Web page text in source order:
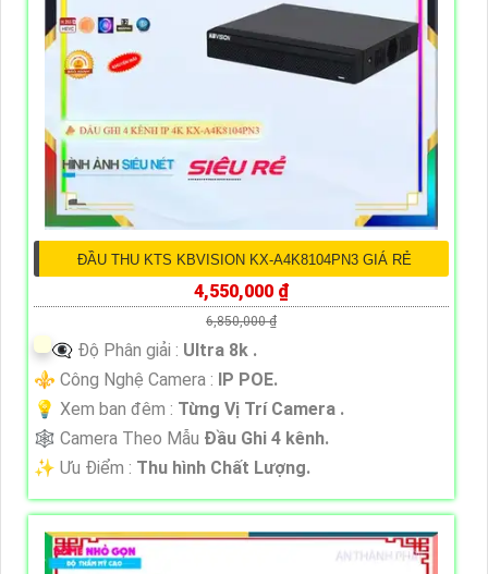
ĐẦU THU KTS KBVISION KX-A4K8104PN3 GIÁ RẺ
4,550,000 ₫
6,850,000 ₫
👁️‍🗨 Độ Phân giải : Ultra 8k .
⚜️ Công Nghệ Camera :
IP POE.
💡 Xem ban đêm : Từng Vị Trí Camera .
🕸️ Camera Theo Mẫu Đầu Ghi 4 kênh.
️✨ Ưu Điểm : Thu hình Chất Lượng.